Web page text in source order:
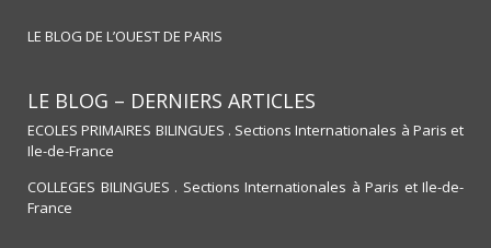
LE BLOG DE L’OUEST DE PARIS
LE BLOG – DERNIERS ARTICLES
ECOLES PRIMAIRES BILINGUES . Sections Internationales à Paris et
Ile-de-France
COLLEGES BILINGUES . Sections Internationales à Paris et Ile-de-
France